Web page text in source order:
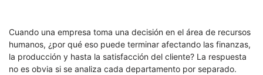
Cuando una empresa toma una decisión en el área de recursos
humanos, ¿por qué eso puede terminar afectando las finanzas,
la producción y hasta la satisfacción del cliente? La respuesta
no es obvia si se analiza cada departamento por separado.